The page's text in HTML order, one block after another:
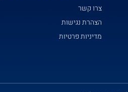
צרו קשר
הצהרת נגישות
מדיניות פרטיות